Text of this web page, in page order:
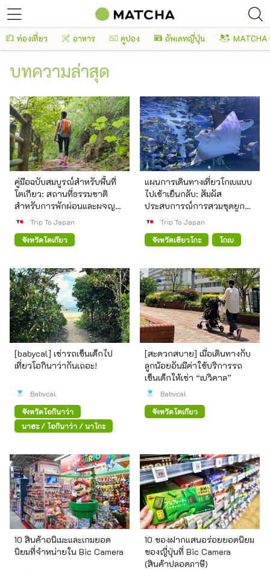
ท่องเที่ยว อาหาร คูปอง อัพเดทญี่ปุ่น
บทความล่าสุด
คู่มือฉบับสมบูรณ์สำหรับพื้นที่
โตเกียว: สถานที่ธรรมชาติ
สำหรับการพักผ่อนและผจญ
ภัย
Trip To Japan
จังหวัดโตเกียว
แผนการเดินทางเที่ยวโกเบแบบ
ไปเช้าเย็นกลับ: สัมผัส
ประสบการณ์การสวมชุดยูกา
ตะ (กิโมโนฤดูร้อนแบบดั้งเดิม
และพิพิธภัณฑ์สัตว์น้ำ
Trip To Japan
จังหวัดเฮียวโกะ
โกเบ
[babycal] เช่ารถเข็นเด็กไป
เที่ยวโอกินาว่ากันเถอะ!
Babycal
จังหวัดโอกินาว่า
นาฮะ / โอกินาว่า / นาโกะ
[สะดวกสบาย] เมื่อเดินทางกับ
ลูกน้อยอันมีค่าใช้บริการรถ
เข็นเด็กให้เช่า “เบวิคาล”
Babycal
จังหวัดโตเกียว
10 สินค้าอนิเมะและเกมยอด
นิยมที่จำหน่ายใน Bic Camera
10 ของฝากแสนอร่อยยอดนิยม
ของญี่ปุ่นที่ Bic Camera
(สินค้าปลอดภาษี)